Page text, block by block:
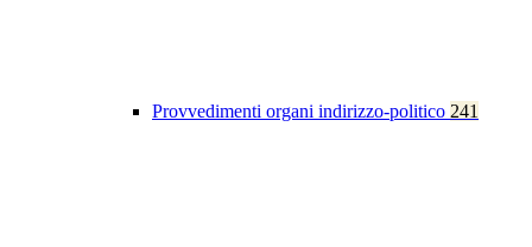
Provvedimenti organi indirizzo-politico 241